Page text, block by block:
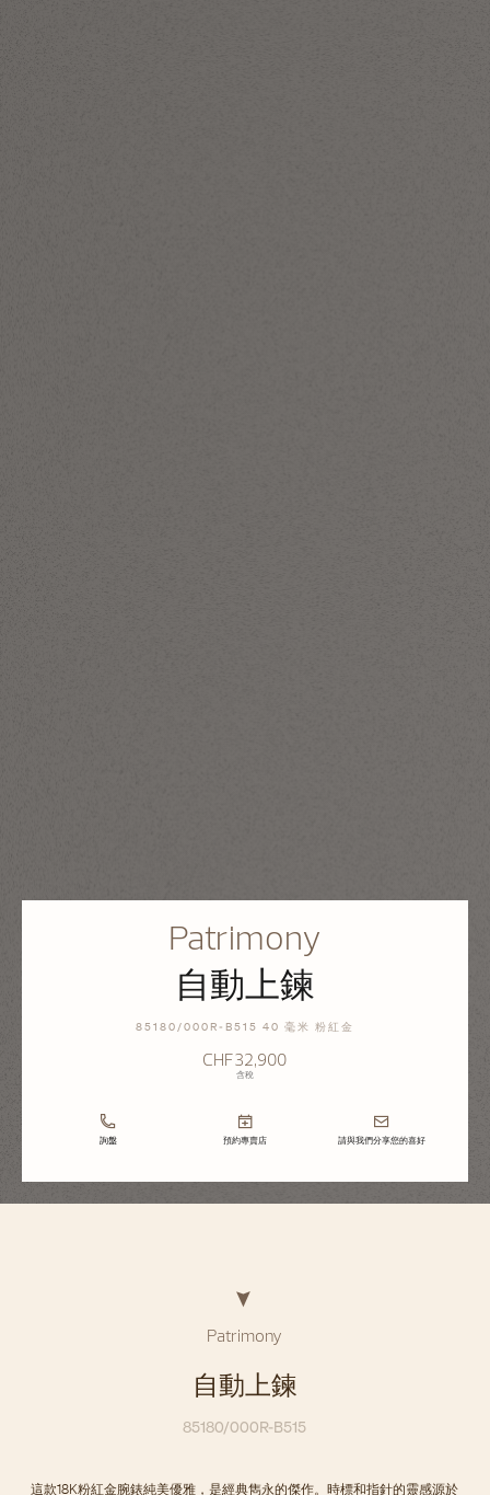
Patrimony
自動上鍊
85180/000R-B515 40 毫米 粉紅金
CHF32,900
含稅
詢盤 預約專賣店 請與我們分享您的喜好
Patrimony
自動上鍊
85180/000R-B515
這款18K粉紅金腕錶純美優雅，是經典雋永的傑作。時標和指針的靈感源於